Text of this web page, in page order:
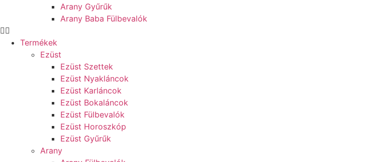
Arany Gyűrűk
Arany Baba Fülbevalók
Termékek
Ezüst
Ezüst Szettek
Ezüst Nyakláncok
Ezüst Karláncok
Ezüst Bokaláncok
Ezüst Fülbevalók
Ezüst Horoszkóp
Ezüst Gyűrűk
Arany